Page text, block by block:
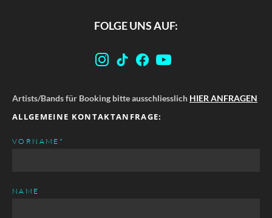
FOLGE UNS AUF:
Artists/Bands für Booking bitte ausschliesslich HIER ANFRAGEN
ALLGEMEINE KONTAKTANFRAGE:
PFLICHTFELD
VORNAME *
NAME